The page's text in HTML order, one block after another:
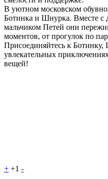
В уютном московском
Ботинка и Шнурка. Вместе с
мальчиком Петей они
моментов, от прогулок по
Присоединяйтесь к
увлекательных
вещей!
+ +1 -